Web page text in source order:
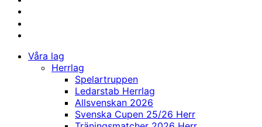
Våra lag
Herrlag
Spelartruppen
Ledarstab Herrlag
Allsvenskan 2026
Svenska Cupen 25/26 Herr